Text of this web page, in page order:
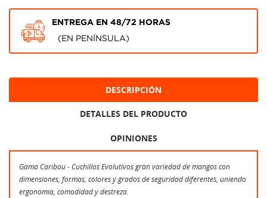
ENTREGA EN 48/72 HORAS
(EN PENÍNSULA)
DESCRIPCIÓN
DETALLES DEL PRODUCTO
OPINIONES
Gama Caribou - Cuchillos Evolutivos gran variedad de mangos con
dimensiones, formas, colores y grados de seguridad diferentes, uniendo
ergonomía, comodidad y destreza.